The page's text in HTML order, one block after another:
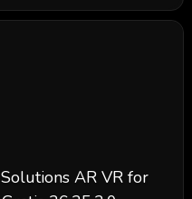
AR VR for